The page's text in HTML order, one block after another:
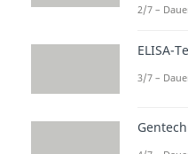
dazu,
2/7 –
ELISA-
3/7 –